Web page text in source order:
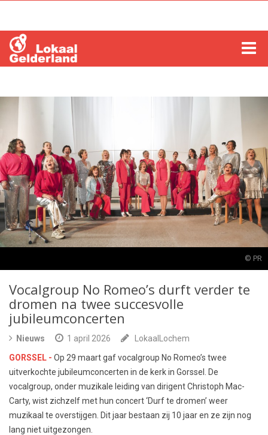
ZUTPHEN
COLUMNS
RADIO
ZOEKEN
© PR
Vocalgroup No Romeo’s durft verder te
dromen na twee succesvolle
jubileumconcerten
Nieuws 1 april 2026
LokaalLochem
GORSSEL - Op 29 maart gaf vocalgroup No Romeo’s twee
uitverkochte jubileumconcerten in de kerk in Gorssel. De
vocalgroup, onder muzikale leiding van dirigent Christoph Mac-
Carty, wist zichzelf met hun concert ‘Durf te dromen’ weer
muzikaal te overstijgen. Dit jaar bestaan zij 10 jaar en ze zijn nog
lang niet uitgezongen.